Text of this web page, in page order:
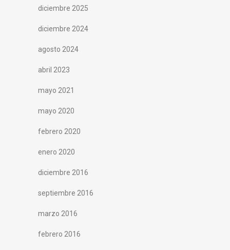
diciembre 2025
diciembre 2024
agosto 2024
abril 2023
mayo 2021
mayo 2020
febrero 2020
enero 2020
diciembre 2016
septiembre 2016
marzo 2016
febrero 2016